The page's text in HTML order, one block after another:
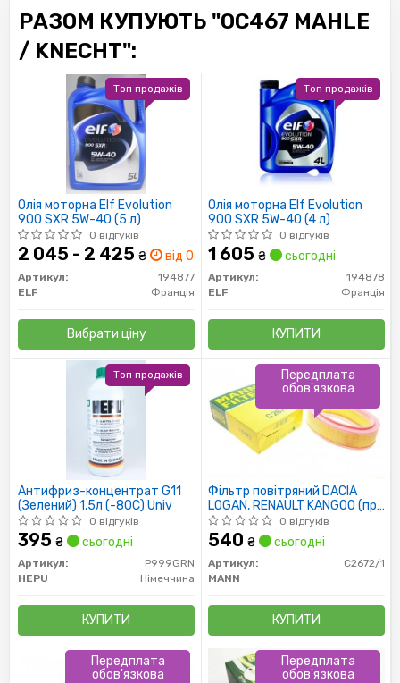
РАЗОМ КУПУЮТЬ "OC467 MAHLE
/ KNECHT":
Олія моторна Elf Evolution
900 SXR 5W-40 (5 л)
0 відгуків
2 045 - 2 425 ₴ від 0 дн.
Артикул:
194877
ELF
Франція
Вибрати ціну
Топ продажів
Олія моторна Elf Evolution
900 SXR 5W-40 (4 л)
0 відгуків
1 605 ₴ сьогодні
Артикул:
194878
ELF
Франція
КУПИТИ
Топ продажів
Антифриз-концентрат G11
(Зелений) 1,5л (-80C) Univ
0 відгуків
395 ₴ сьогодні
Артикул:
P999GRN
HEPU
Німеччина
КУПИТИ
Топ продажів
Фільтр повітряний DACIA
LOGAN, RENAULT KANGOO (пр-
во MANN)
0 відгуків
540 ₴ сьогодні
Артикул:
C2672/1
MANN
КУПИТИ
Передплата
обов'язкова
Передплата
обов'язкова
Передплата
обов'язкова